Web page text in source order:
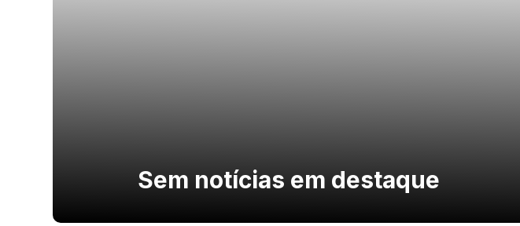
Sem notícias em destaque